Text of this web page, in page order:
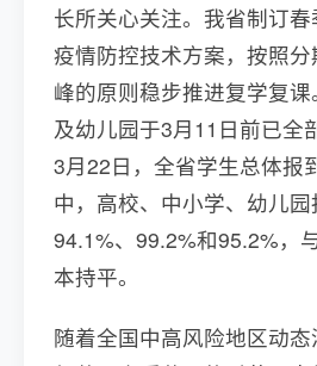
长所关心关注。我省制订
疫情防控技术方案，按照
峰的原则稳步推进复学复
及幼儿园于3月11日前已全
3月22日，全省学生总体报
中，高校、中小学、幼儿
94.1%、99.2%和95.2%，
本持平。
随着全国中高风险地区动